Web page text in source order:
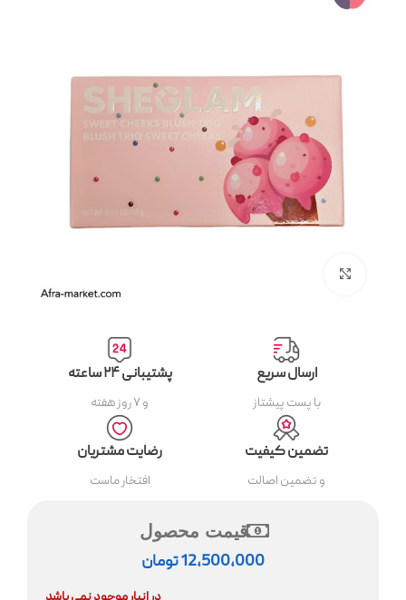
ارسال سریع
با پست پیشتاز
پشتیبانی ۲۴ ساعته
و ۷ روز هفته
تضمین کیفیت
و تضمین اصالت
رضایت مشتریان
افتخار ماست
قیمت محصول
12,500,000تومان